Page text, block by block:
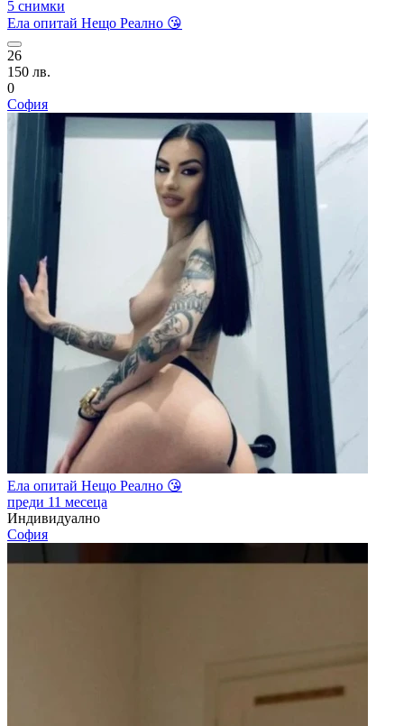
5 снимки
Ела опитай Нещо Реално 😘
26
150 лв.
0
София
Ела опитай Нещо Реално 😘
преди 11 месеца
Индивидуално
София